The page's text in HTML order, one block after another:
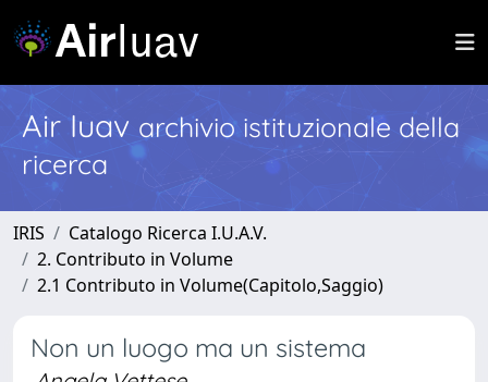
Air Iuav archivio istituzionale della
ricerca
IRIS
Catalogo Ricerca I.U.A.V.
2. Contributo in Volume
2.1 Contributo in Volume(Capitolo,Saggio)
Non un luogo ma un sistema